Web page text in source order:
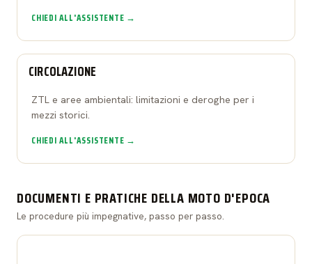
CHIEDI ALL'ASSISTENTE →
CIRCOLAZIONE
ZTL e aree ambientali: limitazioni e deroghe per i
mezzi storici.
CHIEDI ALL'ASSISTENTE →
DOCUMENTI E PRATICHE DELLA MOTO D'EPOCA
Le procedure più impegnative, passo per passo.